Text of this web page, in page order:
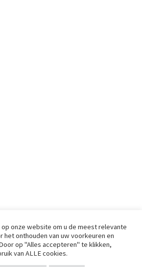
onze website om u de meest relevante
het onthouden van uw voorkeuren en
op "Alles accepteren" te klikken,
van ALLE cookies.